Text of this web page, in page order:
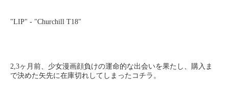
"LIP" - "Churchill T18"
2,3ヶ月前、少女漫画顔負けの運命的な出会いを果たし、購入ま
で決めた矢先に在庫切れしてしまったコチラ。